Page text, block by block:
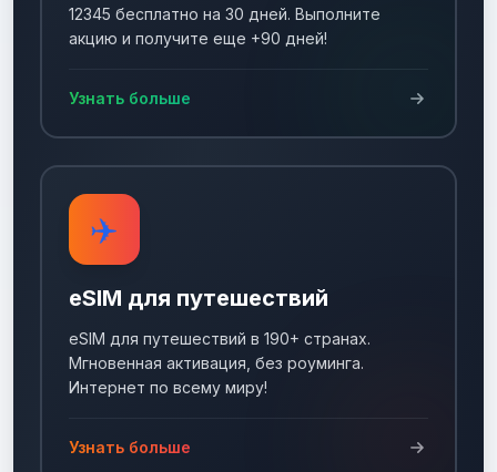
12345 бесплатно на 30 дней. Выполните
акцию и получите еще +90 дней!
Узнать больше
✈️
eSIM для путешествий
eSIM для путешествий в 190+ странах.
Мгновенная активация, без роуминга.
Интернет по всему миру!
Узнать больше